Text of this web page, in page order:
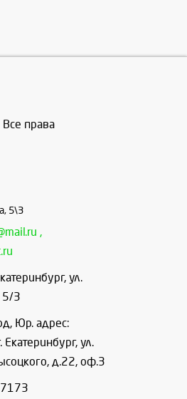
права
5\3
,
, ул.
5/3
Юр. адрес:
ул.
д.22, оф.3